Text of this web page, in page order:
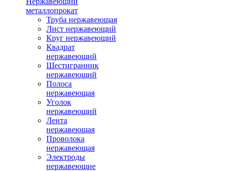
металлопрокат
Труба нержавеющая
Лист нержавеющий
Круг нержавеющий
Квадрат
нержавеющий
Шестигранник
нержавеющий
Полоса
нержавеющая
Уголок
нержавеющий
Лента
нержавеющая
Проволока
нержавеющая
Электроды
нержавеющие